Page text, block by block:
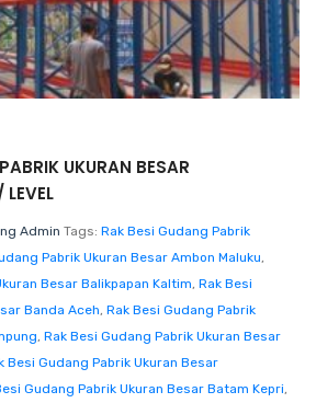
UKURAN BESAR
Admin Tags: Rak Besi Gudang Pabrik
Pabrik Ukuran Besar Ambon Maluku,
Besar Balikpapan Kaltim, Rak Besi
Banda Aceh, Rak Besi Gudang Pabrik
, Rak Besi Gudang Pabrik Ukuran Besar
Besi Gudang Pabrik Ukuran Besar
Gudang Pabrik Ukuran Besar Batam Kepri,